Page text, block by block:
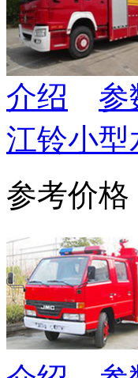
介绍
参
江铃小型
参考价格